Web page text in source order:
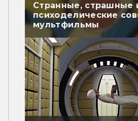
Странные, страшные
психоделические
мультфильмы